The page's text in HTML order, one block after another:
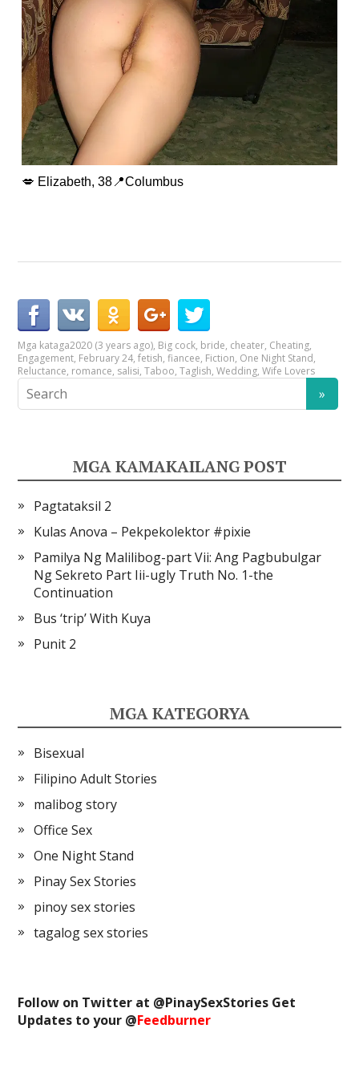
💋 Elizabeth, 38📍Columbus
Mga kataga2020 (3 years ago), Big cock, bride, cheater, Cheating,
Engagement, February 24,fetish,fiancee, Fiction, One Night Stand,
Reluctance, romance, salisi,Taboo,Taglish,Wedding,Wife Lovers
MGA KAMAKAILANG POST
Pagtataksil 2
Kulas Anova – Pekpekolektor #pixie
Pamilya Ng Malilibog-part Vii: Ang Pagbubulgar
Ng Sekreto Part Iii-ugly Truth No. 1-the
Continuation
Bus ‘trip’ With Kuya
Punit 2
MGA KATEGORYA
Bisexual
Filipino Adult Stories
malibog story
Office Sex
One Night Stand
Pinay Sex Stories
pinoy sex stories
tagalog sex stories
Follow on Twitter at @PinaySexStories Get
Updates to your @Feedburner